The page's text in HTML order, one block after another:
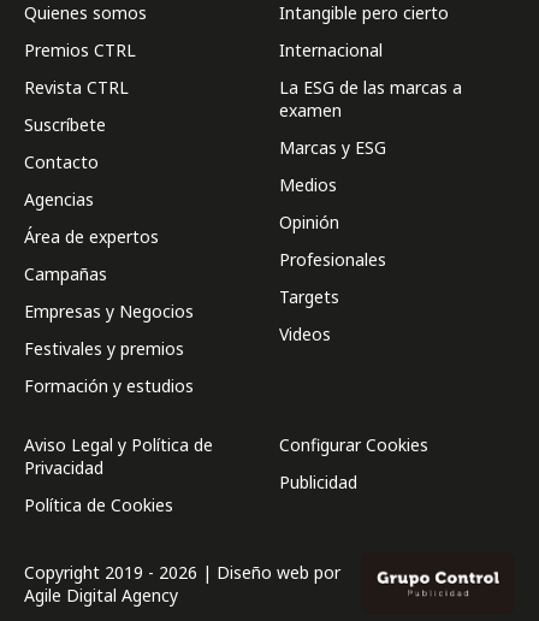
Quienes somos
Premios CTRL
Revista CTRL
Suscríbete
Contacto
Agencias
Área de expertos
Campañas
Empresas y Negocios
Festivales y premios
Formación y estudios
Intangible pero cierto
Internacional
La ESG de las marcas a
examen
Marcas y ESG
Medios
Opinión
Profesionales
Targets
Videos
Aviso Legal y Política de
Privacidad
Política de Cookies
Configurar Cookies
Publicidad
Copyright 2019 - 2026 | Diseño web por
Agile Digital Agency